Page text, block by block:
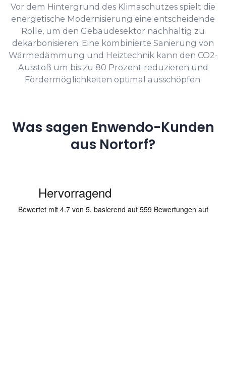
Vor dem Hintergrund des Klimaschutzes spielt die
energetische Modernisierung eine entscheidende
Rolle, um den Gebäudesektor nachhaltig zu
dekarbonisieren. Eine kombinierte Sanierung von
Wärmedämmung und Heiztechnik kann den CO2-
Ausstoß um bis zu 80 Prozent reduzieren und
Fördermöglichkeiten optimal ausschöpfen.
Was sagen Enwendo-Kunden
aus Nortorf?